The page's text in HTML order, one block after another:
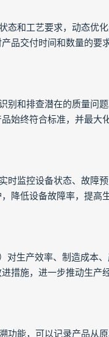
和工艺要求，动态优
品交付时间和数量的要求
和排查潜在的质量问
始终符合标准，并最大
监控设备状态、故障
降低设备故障率，提高
对生产效率、制造成本
措施，进一步推动生产
能，可以记录产品从